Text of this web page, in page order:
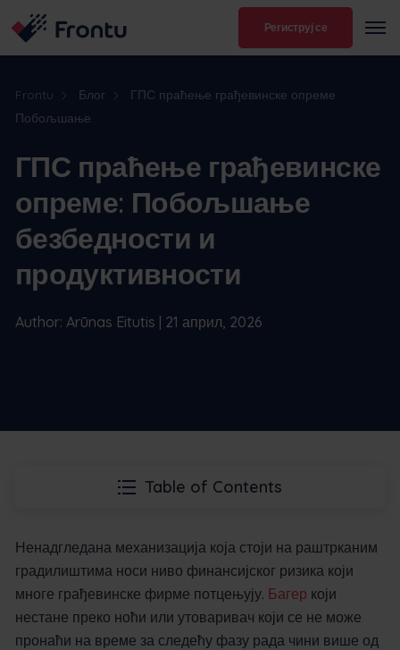
Региструј се
Frontu Блог
ГПС праћење грађевинске опреме:
Побољшање...
ГПС праћење грађевинске
опреме: Побољшање
безбедности и
продуктивности
Author: Arūnas Eitutis | 21 април, 2026
Table of Contents
Ненадгледана механизација која стоји на раштрканим
градилиштима носи ниво финансијског ризика који
многе грађевинске фирме потцењују. Багер који
нестане преко ноћи или утоваривач који се не може
пронаћи на време за следећу фазу рада чини више од